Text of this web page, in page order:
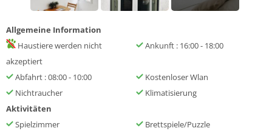
Allgemeine Information
Haustiere werden nicht
akzeptiert
Ankunft : 16:00 - 18:00
Abfahrt : 08:00 - 10:00
Kostenloser Wlan
Nichtraucher
Klimatisierung
Aktivitäten
Spielzimmer
Brettspiele/Puzzle